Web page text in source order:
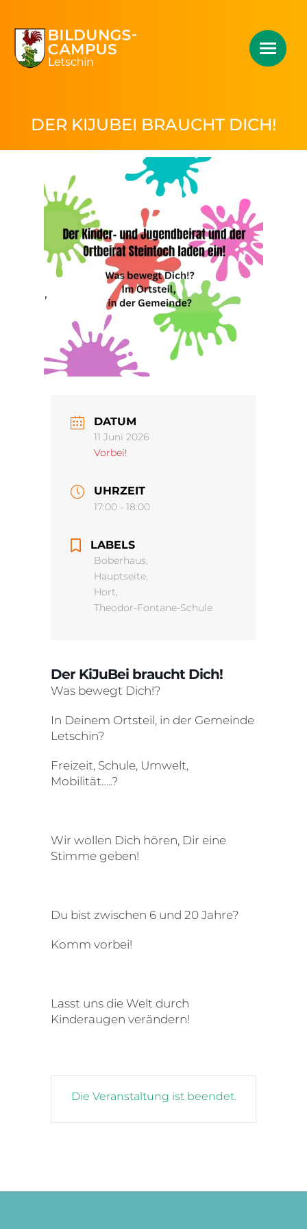
DER KIJUBEI BRAUCHT DICH!
DATUM
11 Juni 2026
Vorbei!
UHRZEIT
17:00 - 18:00
LABELS
Boberhaus,
Hauptseite,
Hort,
Theodor-Fontane-Schule
Der KiJuBei braucht Dich!
Was bewegt Dich!?
In Deinem Ortsteil, in der Gemeinde
Letschin?
Freizeit, Schule, Umwelt,
Mobilität…..?
Wir wollen Dich hören, Dir eine
Stimme geben!
Du bist zwischen 6 und 20 Jahre?
Komm vorbei!
Lasst uns die Welt durch
Kinderaugen verändern!
Die Veranstaltung ist beendet.